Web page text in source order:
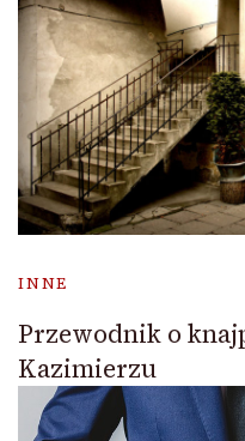
INNE
Przewodnik o
Kazimierzu